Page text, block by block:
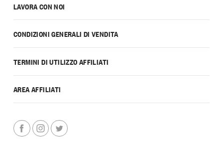
LAVORA CON NOI
CONDIZIONI GENERALI DI VENDITA
TERMINI DI UTILIZZO AFFILIATI
AREA AFFILIATI